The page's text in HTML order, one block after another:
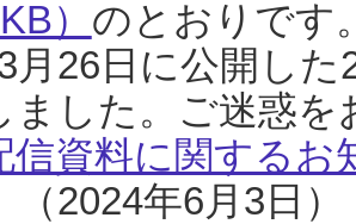
） のとおりです
月26日に公開し
ました。ご迷惑
信資料に関するお
（2024年6月3日）